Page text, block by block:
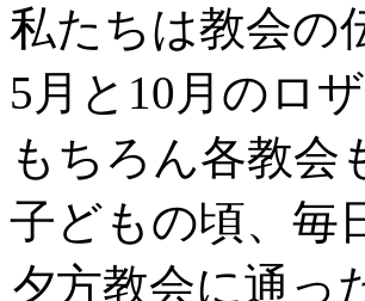
私たちは教会の
5月と10月のロ
もちろん各教会
子どもの頃、毎
夕方教会に通っ